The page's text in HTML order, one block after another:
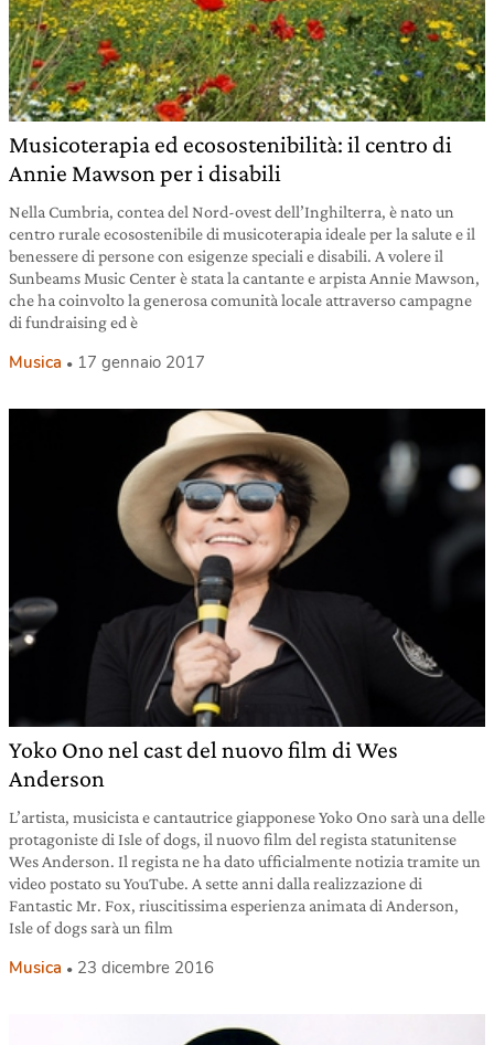
Musicoterapia ed ecosostenibilità: il centro di
Annie Mawson per i disabili
Nella Cumbria, contea del Nord-ovest dell’Inghilterra, è nato un
centro rurale ecosostenibile di musicoterapia ideale per la salute e il
benessere di persone con esigenze speciali e disabili. A volere il
Sunbeams Music Center è stata la cantante e arpista Annie Mawson,
che ha coinvolto la generosa comunità locale attraverso campagne
di fundraising ed è
Musica 17 gennaio 2017
Yoko Ono nel cast del nuovo film di Wes
Anderson
L’artista, musicista e cantautrice giapponese Yoko Ono sarà una delle
protagoniste di Isle of dogs, il nuovo film del regista statunitense
Wes Anderson. Il regista ne ha dato ufficialmente notizia tramite un
video postato su YouTube. A sette anni dalla realizzazione di
Fantastic Mr. Fox, riuscitissima esperienza animata di Anderson,
Isle of dogs sarà un film
Musica 23 dicembre 2016